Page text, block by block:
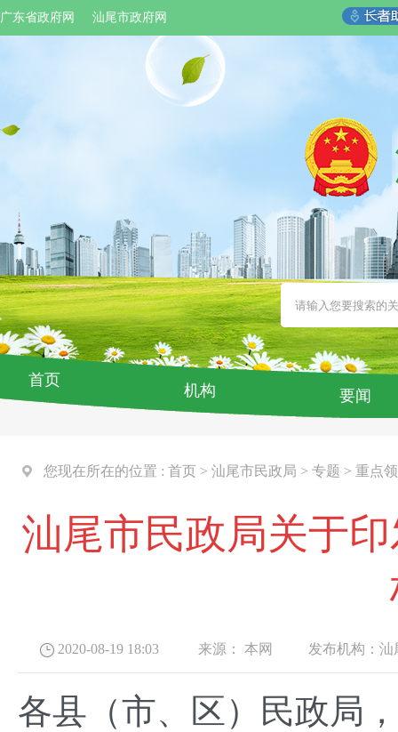
广东省政府网 汕尾市政府网
首页
机构 要闻
您现在所在的位置 : 首页 > 汕尾市民政局 > 专题 > 重点
汕尾市民政局关于
2020-08-19 18:03 来源： 本网 发布机构： 汕
各县（市、区）民政局